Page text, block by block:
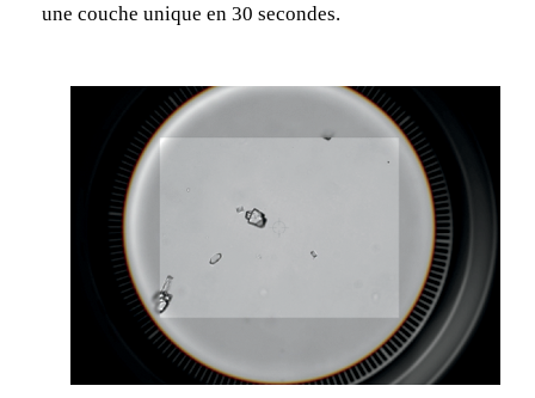
une couche unique en 30 secondes.